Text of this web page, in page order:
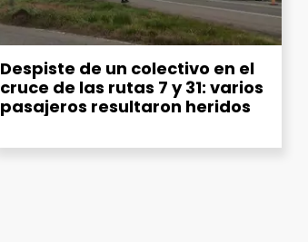
Despiste de un colectivo en el
cruce de las rutas 7 y 31: varios
pasajeros resultaron heridos